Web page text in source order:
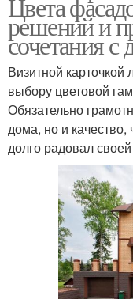
решений и
сочетания с
Визитной
выбору цветовой
Обязательно
дома, но и
долго радовал